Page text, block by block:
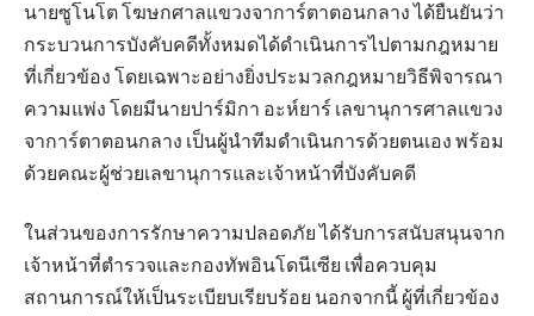
นายซูโนโต โฆษกศาลแขวงจาการ์ตาตอนกลาง ได้ยืนยันว่า
กระบวนการบังคับคดีทั้งหมดได้ดำเนินการไปตามกฎหมาย
ที่เกี่ยวข้อง โดยเฉพาะอย่างยิ่งประมวลกฎหมายวิธีพิจารณา
ความแพ่ง โดยมีนายปาร์มิกา อะห์ยาร์ เลขานุการศาลแขวง
จาการ์ตาตอนกลาง เป็นผู้นำทีมดำเนินการด้วยตนเอง พร้อม
ด้วยคณะผู้ช่วยเลขานุการและเจ้าหน้าที่บังคับคดี
ในส่วนของการรักษาความปลอดภัย ได้รับการสนับสนุนจาก
เจ้าหน้าที่ตำรวจและกองทัพอินโดนีเซีย เพื่อควบคุม
สถานการณ์ให้เป็นระเบียบเรียบร้อย นอกจากนี้ ผู้ที่เกี่ยวข้อง